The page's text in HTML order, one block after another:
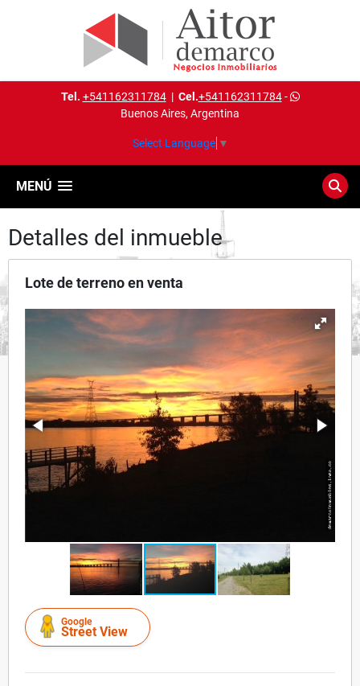
Tel. +541162311784| Cel.+541162311784-
Buenos Aires, Argentina
Select Language ▼
MENÚ
Detalles del inmueble
Lote de terreno en venta
Google
Street View